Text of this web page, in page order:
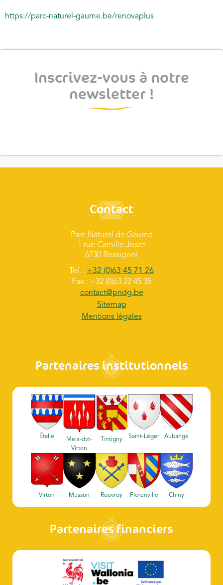
https://parc-naturel-gaume.be/renovaplus
Inscrivez-vous à notre
newsletter !
Contact
Parc Naturel de Gaume
1 rue Camille Joset
6730 Rossignol
Tel. : +32 (0)63 45 71 26
Fax : +32 (0)63 22 45 35
contact@pndg.be
Sitemap
Mentions légales
Partenaires institutionnels
Étalle
Meix-dvt-
Virton
Tintigny Saint-Léger Aubange
Virton Musson Rouvroy Florenville Chiny
Partenaires financiers